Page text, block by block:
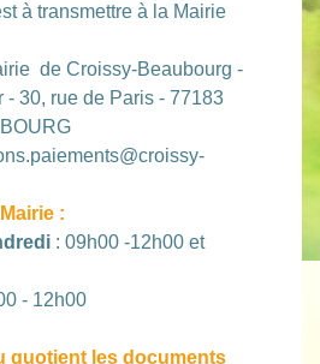
à transmettre à la Mairie
de Croissy-Beaubourg -
- 30, rue de Paris - 77183
:
: 09h00 -12h00 et
- 12h00
quotient les documents